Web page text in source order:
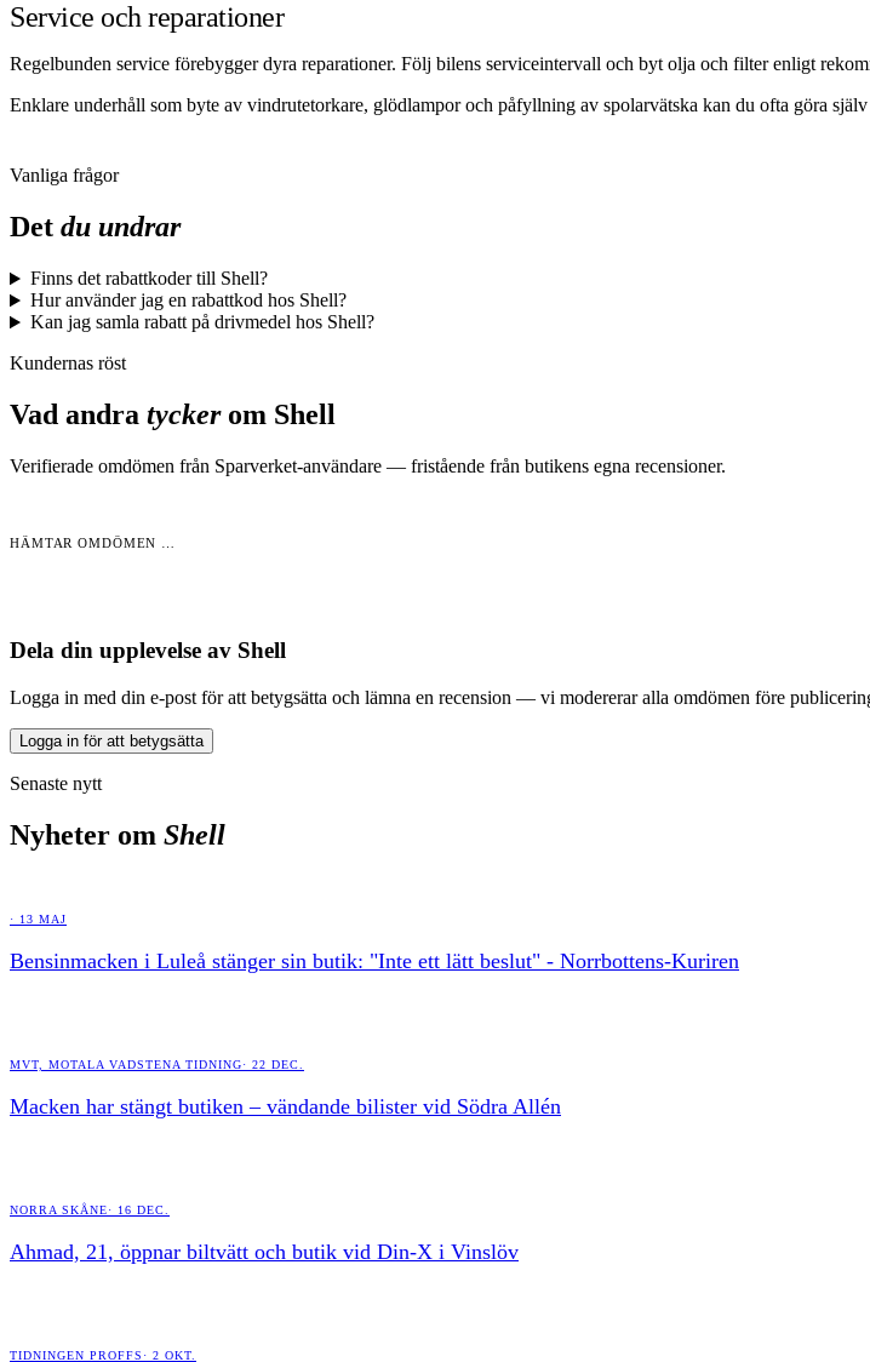
Service och reparationer
Regelbunden service förebygger dyra reparationer. Följ bilens serviceintervall och byt olja och filter enligt
Enklare underhåll som byte av vindrutetorkare, glödlampor och påfyllning av spolarvätska kan du ofta göra
Vanliga frågor
Det du undrar
Finns det rabattkoder till Shell?
Hur använder jag en rabattkod hos Shell?
Kan jag samla rabatt på drivmedel hos Shell?
Kundernas röst
Vad andra tyckerom Shell
Verifierade omdömen från Sparverket-användare — fristående från butikens egna recensioner.
HÄMTAR OMDÖMEN …
Dela din upplevelse av Shell
Logga in med din e-post för att betygsätta och lämna en recension — vi modererar alla omdömen före
Logga in för att betygsätta
Senaste nytt
Nyheter om Shell
· 13 MAJ
Bensinmacken i Luleå stänger sin butik: "Inte ett lätt beslut" - Norrbottens-Kuriren
MVT, MOTALA VADSTENA TIDNING· 22 DEC.
Macken har stängt butiken – vändande bilister vid Södra Allén
NORRA SKÅNE· 16 DEC.
Ahmad, 21, öppnar biltvätt och butik vid Din-X i Vinslöv
TIDNINGEN PROFFS · 2 OKT.